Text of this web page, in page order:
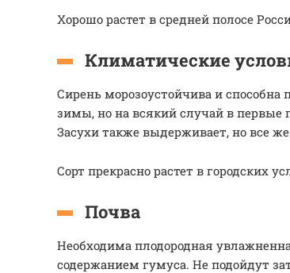
Хорошо растет в средней полосе
Климатические
Сирень морозоустойчива и способна
зимы, но на всякий случай в первые
Засухи также выдерживает, но все
Сорт прекрасно растет в городских
Почва
Необходима плодородная
содержанием гумуса. Не подойдут